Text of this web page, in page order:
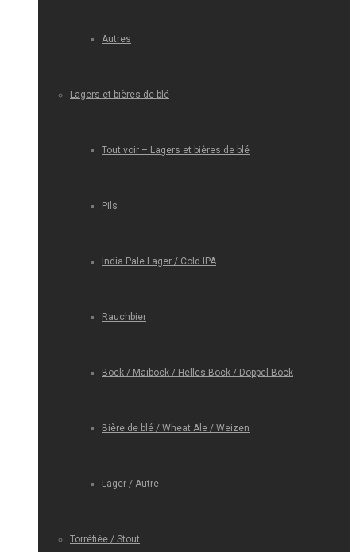
Autres
Lagers et bières de blé
Tout voir – Lagers et bières de blé
Pils
India Pale Lager / Cold IPA
Rauchbier
Bock / Maibock / Helles Bock / Doppel Bock
Bière de blé / Wheat Ale / Weizen
Lager / Autre
Torréfiée / Stout